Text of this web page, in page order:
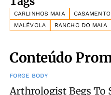
CARLINHOS MAIA CASAMENTO
MALÉVOLA
RANCHO DO MAIA